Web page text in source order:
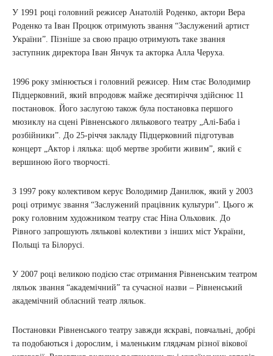
У 1991 році головний режисер Анатолій Роденко, актори Вера
Роденко та Іван Процюк отримують звання “Заслужений артист
України”. Пізніше за свою працю отримують таке звання
заступник директора Іван Янчук та акторка Алла Черуха.
1996 року змінюється і головний режисер. Ним стає Володимир
Підцерковний, який впродовж майже десятиріччя здійснює 11
постановок. Його заслугою також була постановка першого
мюзиклу на сцені Рівненського лялькового театру „Алі-Баба і
розбійники”. До 25-річчя закладу Підцерковний підготував
концерт „Актор і лялька: щоб мертве зробити живим”, який є
вершиною його творчості.
З 1997 року колективом керує Володимир Данилюк, який у 2003
році отримує звання “Заслужений працівник культури”. Цього ж
року головним художником театру стає Ніна Ольховик. До
Рівного запрошують лялькові колективи з інших міст України,
Польщі та Білорусі.
У 2007 році великою подією стає отримання Рівненським театром
ляльок звання “академічний” та сучасної назви – Рівненський
академічний обласний театр ляльок.
Постановки Рівненського театру завжди яскраві, повчальні, добрі
та подобаються і дорослим, і маленьким глядачам різної вікової